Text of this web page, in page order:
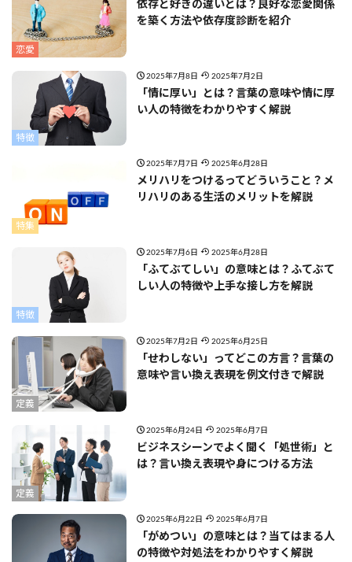
恋愛
依存と好きの違いとは？良好な恋愛関係
を築く方法や依存度診断を紹介
特徴
2025年7月8日 2025年7月2日
「情に厚い」とは？言葉の意味や情に厚
い人の特徴をわかりやすく解説
特集
2025年7月7日 2025年6月28日
メリハリをつけるってどういうこと？メ
リハリのある生活のメリットを解説
特徴
2025年7月6日 2025年6月28日
「ふてぶてしい」の意味とは？ふてぶて
しい人の特徴や上手な接し方を解説
定義
2025年7月2日 2025年6月25日
「せわしない」ってどこの方言？言葉の
意味や言い換え表現を例文付きで解説
定義
2025年6月24日 2025年6月7日
ビジネスシーンでよく聞く「処世術」と
は？言い換え表現や身につける方法
2025年6月22日 2025年6月7日
「がめつい」の意味とは？当てはまる人
の特徴や対処法をわかりやすく解説